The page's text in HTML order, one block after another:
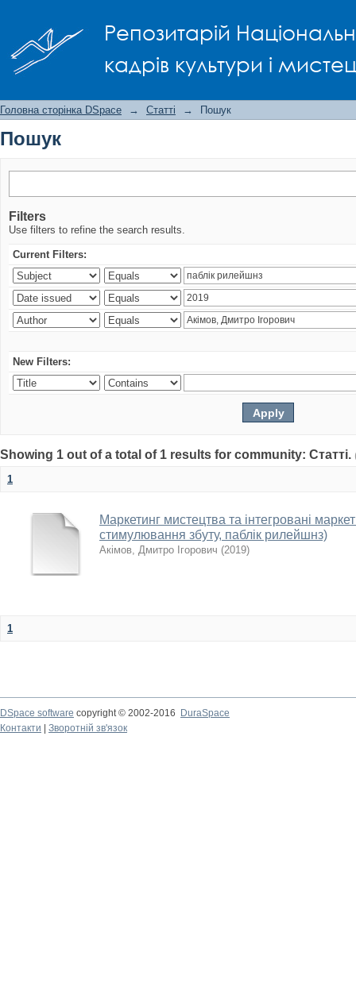
Репозитарій
кадрів культури і
Головна сторінка DSpace → Статті → Пошук
Пошук
Filters
Use filters to refine the search results.
Current Filters:
New Filters:
Showing 1 out of a total of 1 results for community: Статті.
1
Маркетинг мистецтва та інтегровані
стимулювання збуту, паблік рилейшнз)
Акімов, Дмитро Ігорович (2019)
1
DSpace software copyright © 2002-2016
DuraSpace
Контакти
Зворотній зв'язок